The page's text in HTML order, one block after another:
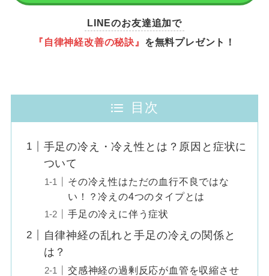
LINEのお友達追加で
『自律神経改善の秘訣』 を無料プレゼント！
目次
手足の冷え・冷え性とは？原因と症状に
ついて
その冷え性はただの血行不良ではな
い！？冷えの4つのタイプとは
手足の冷えに伴う症状
自律神経の乱れと手足の冷えの関係と
は？
交感神経の過剰反応が血管を収縮させ